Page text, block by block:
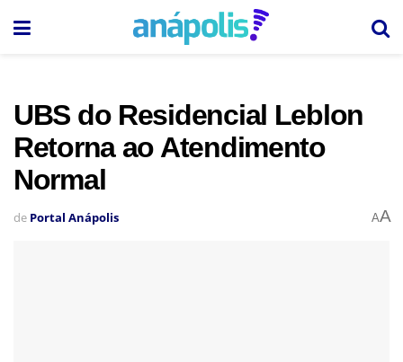
UBS do Residencial Leblon
Retorna ao Atendimento
Normal
de Portal Anápolis AA